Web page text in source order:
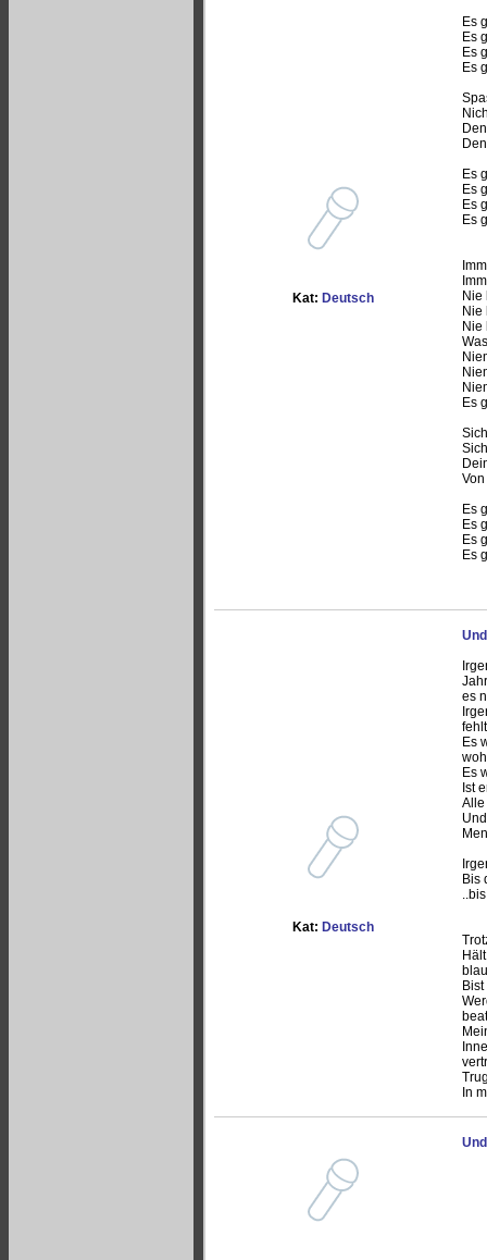
Kat: Deutsch
Es
Es
Es
Es
Es
Es
Es
Es
Nie
Nie
Nie
Es
Es
Es
Es
Es
Kat: Deutsch
es
fehlt
Es
Es
Ist
Alle
Bis
In